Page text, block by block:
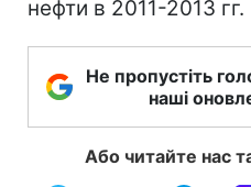
нефти в 2011-2013 гг.
Не пропустіть
наші
Або читайте нас